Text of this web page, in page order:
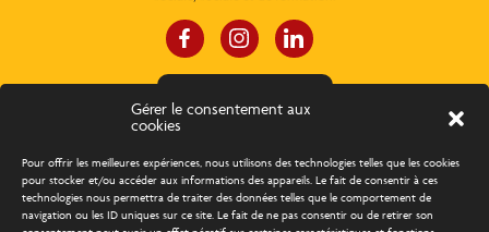
Gérer le consentement aux
cookies
Pour offrir les meilleures expériences, nous utilisons des technologies telles que les cookies
pour stocker et/ou accéder aux informations des appareils. Le fait de consentir à ces
technologies nous permettra de traiter des données telles que le comportement de
navigation ou les ID uniques sur ce site. Le fait de ne pas consentir ou de retirer son
À propos Concours d’éloquence
Découvrir les métiers Trouver un emploi